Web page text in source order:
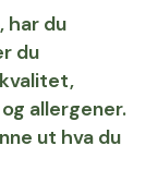
har du
du
allergener.
ut hva du